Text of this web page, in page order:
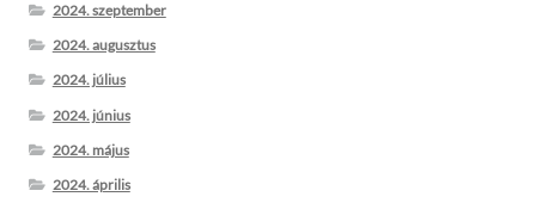
2024. szeptember
2024. augusztus
2024. július
2024. június
2024. május
2024. április